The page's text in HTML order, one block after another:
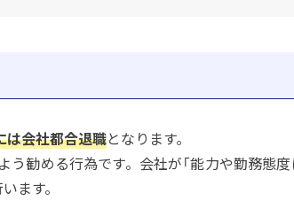
は会社都合退職となります。
勧める行為です。会社が「能力や勤務態
ます。